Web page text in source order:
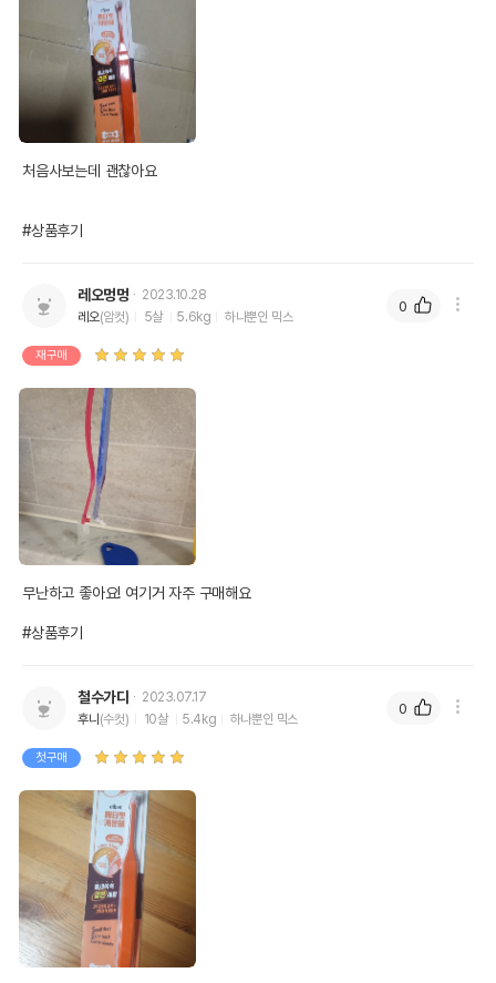
처음사보는데 괜찮아요
#상품후기
레오멍멍
2023.10.28
레오(암컷) 5살 5.6kg 하나뿐인 믹스
재구매
무난하고 좋아요! 여기거 자주 구매해요
#상품후기
0
철수가다
2023.07.17
후니 (수컷) 10살 5.4kg 하나뿐인 믹스
첫구매
0